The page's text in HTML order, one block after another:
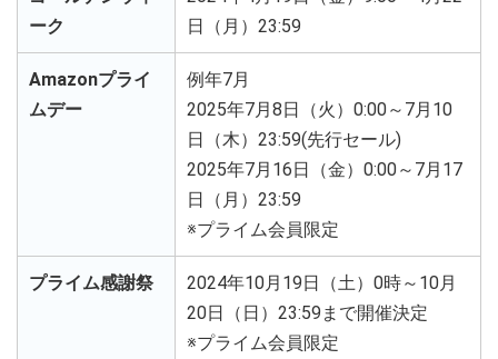
ーク
日（月）23:59
Amazonプライ
ムデー
例年7月
2025年7月8日（火）0:00～7月10
日（木）23:59(先行セール)
2025年7月16日（金）0:00～7月17
日（月）23:59
※プライム会員限定
プライム感謝祭
2024年10月19日（土）0時～10月
20日（日）23:59まで開催決定
※プライム会員限定